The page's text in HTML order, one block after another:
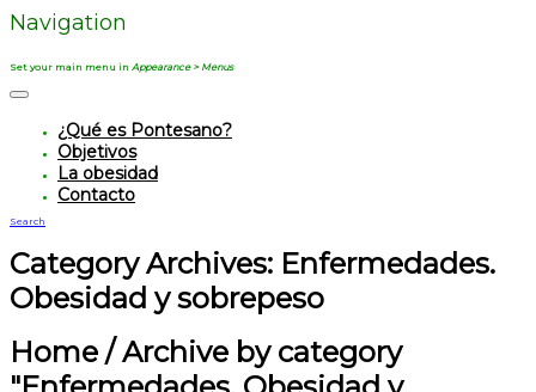
Navigation
Set your main menu in Appearance > Menus
¿Qué es Pontesano?
Objetivos
La obesidad
Contacto
Search
Category Archives: Enfermedades.
Obesidad y sobrepeso
Home / Archive by category